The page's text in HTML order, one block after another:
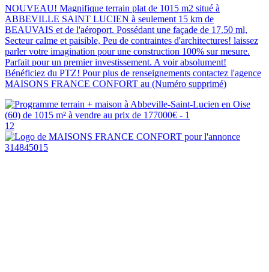
NOUVEAU! Magnifique terrain plat de 1015 m2 situé à
ABBEVILLE SAINT LUCIEN à seulement 15 km de
BEAUVAIS et de l'aéroport. Possédant une façade de 17.50 ml,
Secteur calme et paisible, Peu de contraintes d'architectures! laissez
parler votre imagination pour une construction 100% sur mesure.
Parfait pour un premier investissement. A voir absolument!
Bénéficiez du PTZ! Pour plus de renseignements contactez l'agence
MAISONS FRANCE CONFORT au (Numéro supprimé)
12